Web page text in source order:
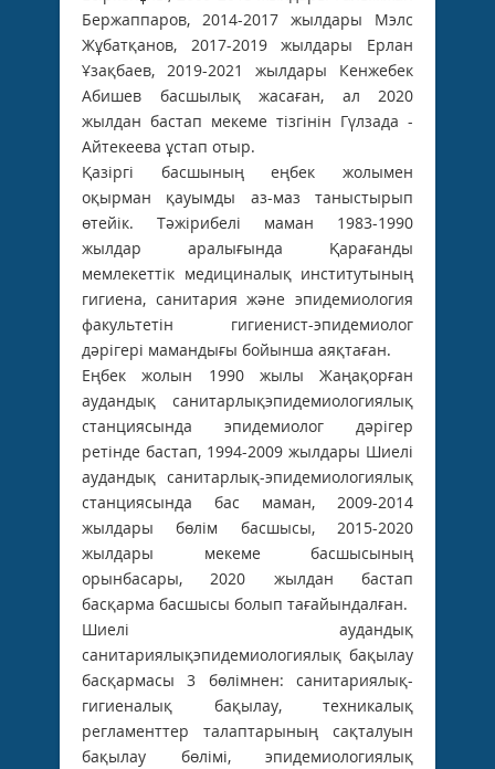
Бержаппаров, 2014-2017 жылдары Мэлс
Жұбатқанов, 2017-2019 жылдары Ерлан
Ұзақбаев, 2019-2021 жылдары Кенжебек
Абишев басшылық жасаған, ал 2020
жылдан ­бастап мекеме тізгінін Гүлзада ­
Айтекеева ұстап отыр.
Қазіргі басшының еңбек жолымен
оқырман қауымды аз-маз таныстырып
өтейік. Тәжірибелі маман 1983-1990
жылдар аралығында Қарағанды
мемлекеттік медициналық институтының
гигиена, санитария және эпидемиология
факультетін гигиенист-эпидемиолог
дәрігері мамандығы ­бойынша аяқтаған.
Еңбек жолын 1990 жылы Жаңақорған
аудандық санитарлықэпидемиологиялық
станциясында эпидемиолог дәрігер
ретінде бастап, 1994-2009 жылдары Шиелі
аудандық санитарлық-эпидемиологиялық
­станциясында бас маман, 2009-2014
жылдары бөлім басшысы, 2015-2020
жылдары мекеме басшысының
орынбасары, 2020 жылдан бастап
басқарма басшысы болып тағайындалған.
Шиелі аудандық
санитариялықэпидемиологиялық бақылау
басқармасы 3 бөлімнен: санитариялық-
гигиеналық бақылау, техникалық
регламенттер талаптарының сақталуын
бақылау бөлімі, эпидемиологиялық